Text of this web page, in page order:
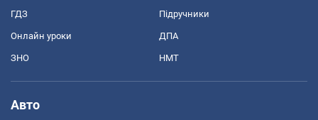
ГДЗ Підручники
Онлайн уроки ДПА
ЗНО НМТ
Авто